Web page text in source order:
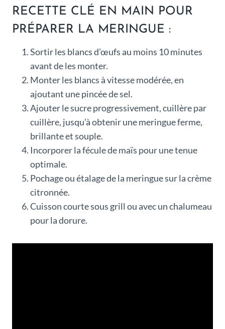
RECETTE CLÉ EN MAIN POUR
PRÉPARER LA MERINGUE :
Sortir les blancs d’œufs au moins 10 minutes
avant de les monter.
Monter les blancs à vitesse modérée, en
ajoutant une pincée de sel.
Ajouter le sucre progressivement, cuillère par
cuillère, jusqu’à obtenir une meringue ferme,
brillante et souple.
Incorporer la fécule de maïs pour une tenue
optimale.
Pochage ou étalage de la meringue sur la crème
citronnée.
Cuisson courte sous grill ou avec un chalumeau
pour la dorure.